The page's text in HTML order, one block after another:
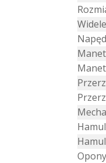
Napęd
Opony